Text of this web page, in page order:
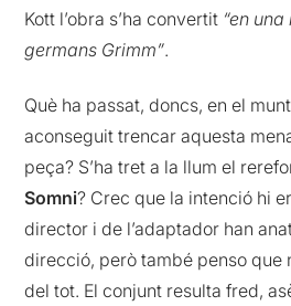
Kott l’obra s’ha convertit “en
germans Grimm”.
Què ha passat, doncs, en el
aconseguit trencar aquesta
peça? S’ha tret a la llum el
Somni? Crec que la intenció hi
director i de l’adaptador han
direcció, però també penso que
del tot. El conjunt resulta fred,